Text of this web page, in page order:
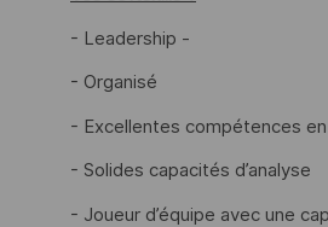
- Leadership -
- Organisé
- Excellentes compétences
- Solides capacités d’analyse
- Joueur d’équipe avec une